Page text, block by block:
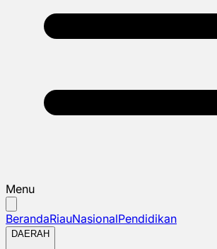
Menu
BerandaRiauNasionalPendidikan
DAERAH